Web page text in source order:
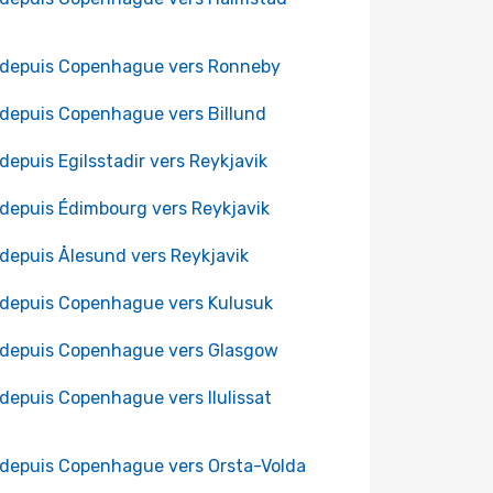
Copenhague vers Ronneby
Copenhague vers Billund
Egilsstadir vers Reykjavik
Édimbourg vers Reykjavik
Ålesund vers Reykjavik
Copenhague vers Kulusuk
Copenhague vers Glasgow
Copenhague vers Ilulissat
Copenhague vers Orsta-Volda